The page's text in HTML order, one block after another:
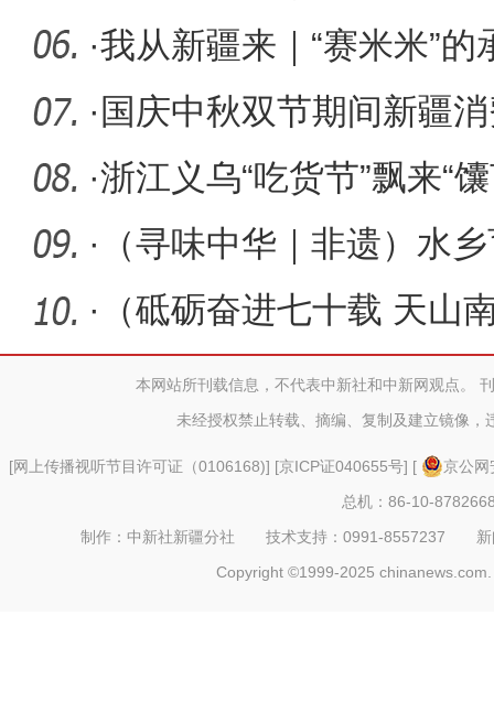
纯熟传千
·我从新疆来｜“赛米米”
成“文
· 国庆中秋双节期间新疆
·浙江义乌“吃货节”飘来“
·
（寻味中华｜非遗）水
·
（砥砺奋进七十载 天山
医药事业
本网站所刊载信息，不代表中新社和中新网观点。
未经授权禁止转载、摘编、复制及建立镜像，
[网上传播视听节目许可证（0106168)] [京ICP证040655号] [
京公
总机：86-10-
制作：中新社新疆分社 技术支持：0991-8557237
Copyright ©1999-2025